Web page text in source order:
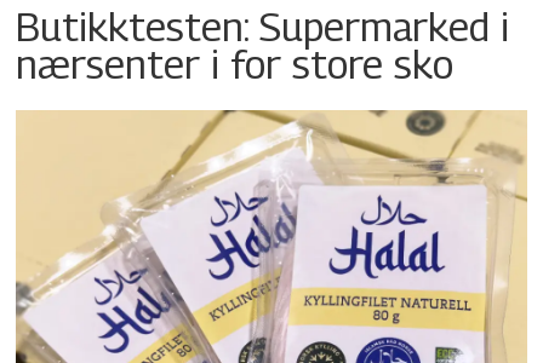
Butikktesten: Supermarked i
nærsenter i for store sko